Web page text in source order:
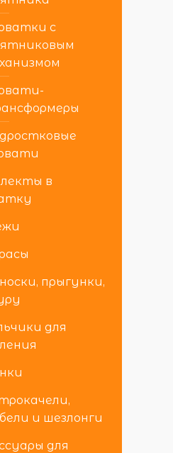
с
в
прыгунки,
для
и шезлонги
для